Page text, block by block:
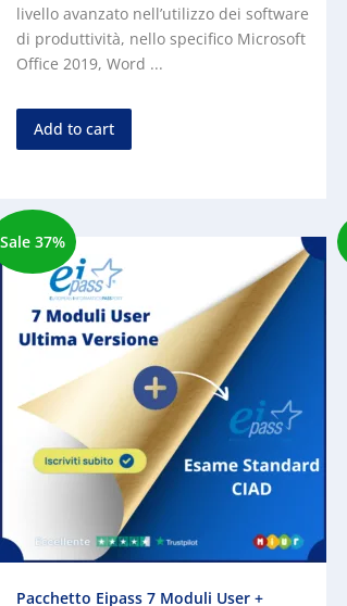
livello avanzato nell’utilizzo dei software
di produttività, nello specifico Microsoft
Office 2019, Word ...
Add to cart
Sale 37%
Pacchetto Eipass 7 Moduli User +